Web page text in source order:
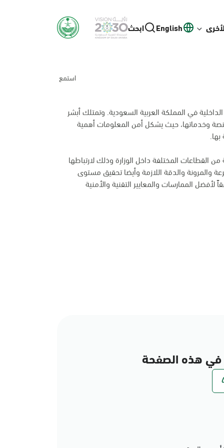
English ابحث
استمع
في المملكة العربية السعودية. وتمتلك أبشر
وخدماتها، حيث يشكل أمن المعلومات أهمية
القطاعات المختلفة داخل الوزارة وذلك لارتباطها
والمرونة والدقة اللازمة وأيضا تحقيق مستوى
لأفضل الممارسات والمعايير التقنية والأمنية
هذه الصفحة